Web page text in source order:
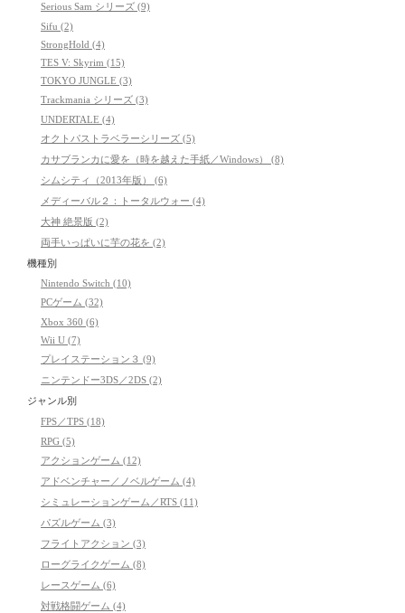
Serious Sam シリーズ (9)
Sifu (2)
StrongHold (4)
TES V: Skyrim (15)
TOKYO JUNGLE (3)
Trackmania シリーズ (3)
UNDERTALE (4)
オクトパストラベラーシリーズ (5)
カサブランカに愛を（時を越えた手紙／Windows） (8)
シムシティ（2013年版） (6)
メディーバル２：トータルウォー (4)
大神 絶景版 (2)
両手いっぱいに芋の花を (2)
機種別
Nintendo Switch (10)
PCゲーム (32)
Xbox 360 (6)
Wii U (7)
プレイステーション３ (9)
ニンテンドー3DS／2DS (2)
ジャンル別
FPS／TPS (18)
RPG (5)
アクションゲーム (12)
アドベンチャー／ノベルゲーム (4)
シミュレーションゲーム／RTS (11)
パズルゲーム (3)
フライトアクション (3)
ローグライクゲーム (8)
レースゲーム (6)
対戦格闘ゲーム (4)